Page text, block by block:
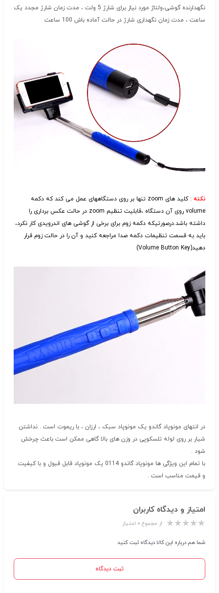
نگهدارنده گوشی
،ولتاژ مورد نیاز برای شارژ 5 ولت ، مدت زمان شارژ مجدد یک
ساعت ، مدت زمان نگهداری شارژ در حالت آماده باش 100 ساعت
نکته :
کلید های zoom تنها بر روی دستگاههای عمل می کند که دکمه
volume روی آن دستگاه ،قابلیت تنظیم zoom در حالت عکس برداری را
داشته باشد.درصورتیکه دکمه زوم برای برخی از گوشی های اندرویدی کار نکرد،
باید به قسمت تنظیمات دکمه صدا مراجعه کنید و آن را در حالت زوم قرار
دهید(Volume Button Key)
در انتهای مونوپاد گاندو یک مونوپاد سبک ، ارزان ، با ریموت است . نداشتن
شیار بر روی لوله تلسکوپی در وزن های بالا گاهی ممکن است باعث چرخش
شود .
با تمام این ویژگی ها مونوپاد گاندو 0114 یک مونوپاد قابل قبول و با کیفیت
و قیمت مناسب است .
امتیاز و دیدگاه کاربران
از مجموع ۰ امتیاز
شما هم درباره این کالا دیدگاه ثبت کنید
ثبت دیدگاه